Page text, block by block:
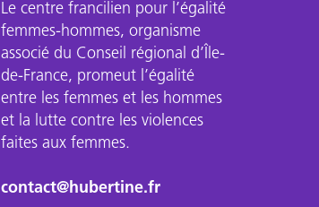
Le centre francilien pour l’égalité
femmes-hommes, organisme
associé du Conseil régional d’Île-
de-France, promeut l’égalité
entre les femmes et les hommes
et la lutte contre les violences
faites aux femmes.
contact@hubertine.fr